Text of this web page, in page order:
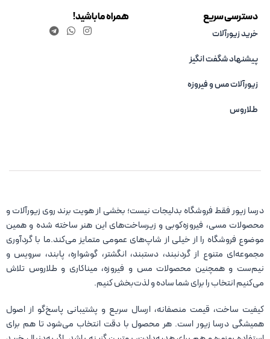
دسترسی سریع
خرید زیورآلات
پیشنهاد شگفت انگیز
زیورآلات مس و فیروزه‌
طلاروس
همراه ما باشید!
درسا زیور فقط فروشگاه بدلیجات نیست؛ بخشی از هویت برند روی زیورآلات و
محصولات مسی، فیروزه‌کوبی و زیرساخت‌های این هنر ساخته شده و همین
موضوع فروشگاه را از خیلی از شاپ‌های عمومی متمایز می‌کند.ما با گردآوری
مجموعه‌ای متنوع از گردنبند، دستبند، انگشتر، گوشواره، پابند، سرویس و
نیم‌ست و همچنین محصولات مس و فیروزه، میناکاری و طلاروس تلاش
می‌کنیم انتخاب را برای شما ساده و لذت‌بخش کنیم.
کیفیت ساخت، قیمت منصفانه، ارسال سریع و پشتیبانی پاسخ‌گو از اصول
همیشگی درسا زیور است. هر محصول با دقت انتخاب می‌شود تا هم برای